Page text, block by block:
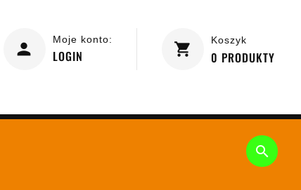
Koszyk
0 PRODUKTY
Moje konto:
LOGIN
